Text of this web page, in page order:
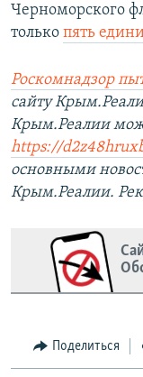
Черноморского
только пять
Роскомнадзор
сайту
Крым.Реалии
https://
основными
Крым.Реалии.
Поделиться